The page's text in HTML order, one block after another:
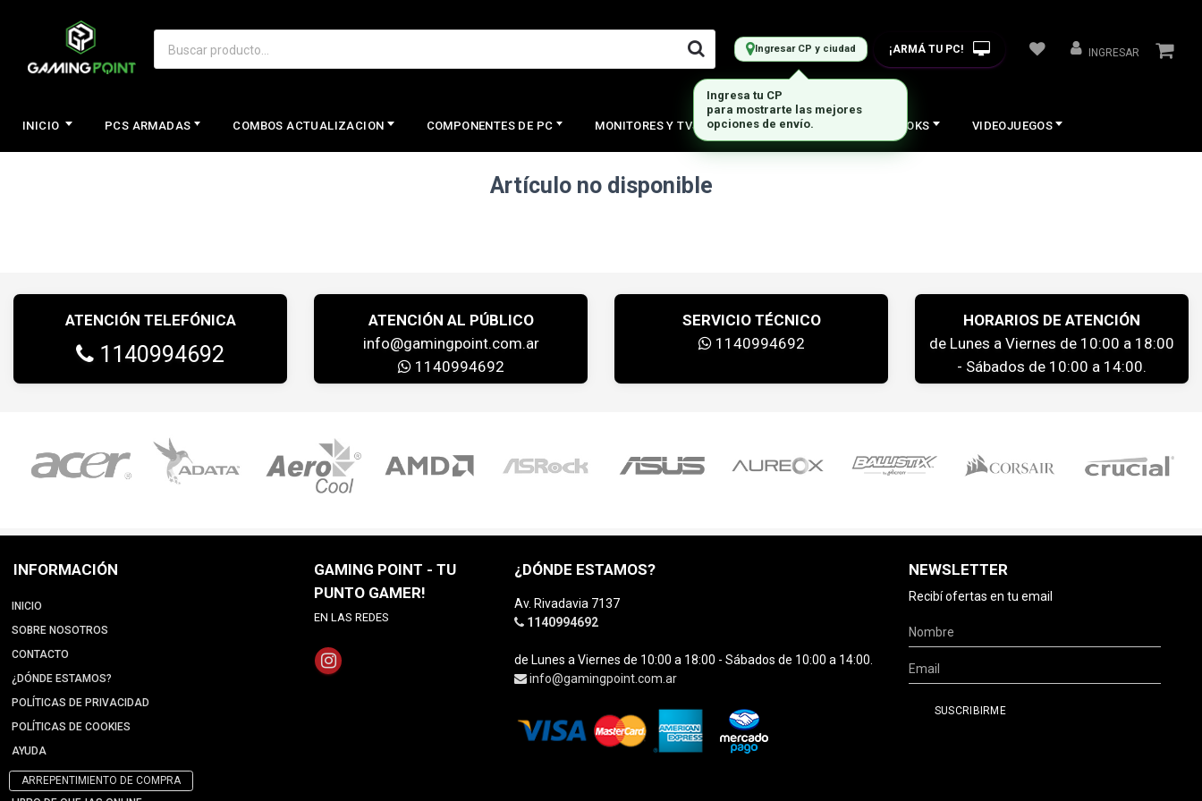
Ingresar CP y ciudad ¡ARMÁ TU PC! INGRESAR
INICIO PCS ARMADAS COMBOS ACTUALIZACION COMPONENTES DE PC MONITORES Y TVS PERIFERICOS NOTEBOOKS VIDEOJUEGOS
Artículo no disponible
ATENCIÓN TELEFÓNICA
1140994692
ATENCIÓN AL PÚBLICO
info@gamingpoint.com.ar
1140994692
SERVICIO TÉCNICO
1140994692
HORARIOS DE ATENCIÓN
de Lunes a Viernes de 10:00 a 18:00
- Sábados de 10:00 a 14:00.
INFORMACIÓN
INICIO
SOBRE NOSOTROS
CONTACTO
¿DÓNDE ESTAMOS?
POLÍTICAS DE PRIVACIDAD
POLÍTICAS DE COOKIES
AYUDA
ARREPENTIMIENTO DE COMPRA
GAMING POINT - TU
PUNTO GAMER!
EN LAS REDES
¿DÓNDE ESTAMOS?
Av. Rivadavia 7137
1140994692
de Lunes a Viernes de 10:00 a 18:00 - Sábados de 10:00 a 14:00.
info@gamingpoint.com.ar
NEWSLETTER
Recibí ofertas en tu email
Ingresa tu CP
para mostrarte las mejores
opciones de envío.